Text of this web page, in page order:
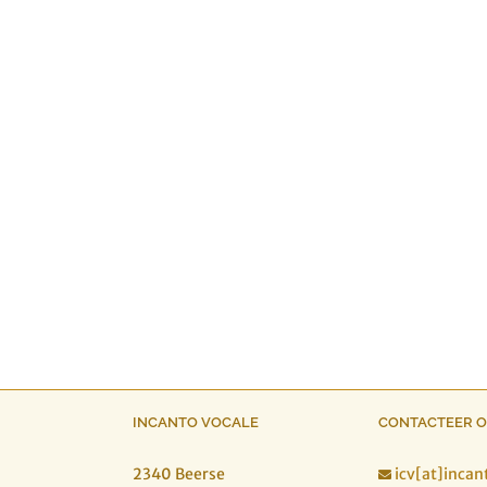
INCANTO VOCALE
2340 Beerse
CONTACTEER
